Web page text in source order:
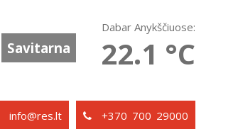
Savitarna
Dabar Anykščiuose:
22.1 °C
+370 700 29000
info@res.lt